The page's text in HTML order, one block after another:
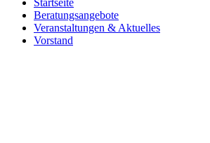
Startseite
Beratungsangebote
Veranstaltungen & Aktuelles
Vorstand